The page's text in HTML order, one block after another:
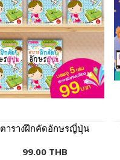
ตารางฝึกคัดอักษรญี่ปุ่น
99.00 THB